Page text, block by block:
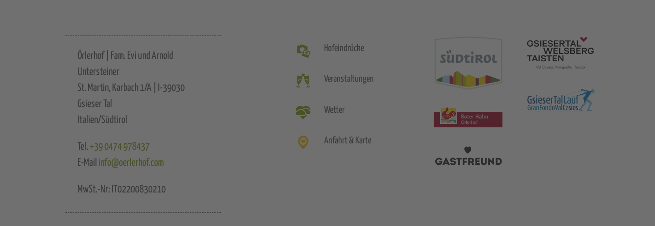
Örlerhof | Fam. Evi und Arnold
Untersteiner
St. Martin, Karbach 1/A | I-39030
Gsieser Tal
Italien/Südtirol
Tel. +39 0474 978437
E-Mail info@oerlerhof.com
MwSt.-Nr: IT02200830210
Hofeindrücke
Veranstaltungen
Wetter
Anfahrt & Karte